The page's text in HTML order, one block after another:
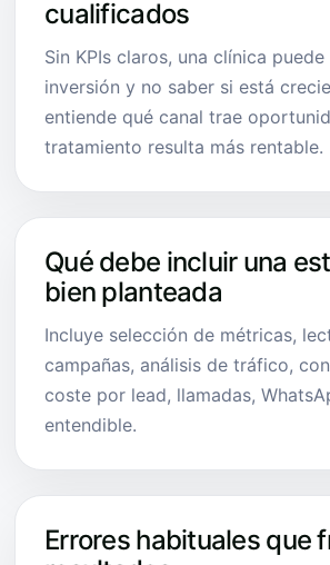
cualificados
Sin KPIs claros, una clínica
inversión y no saber si está
entiende qué canal trae
tratamiento resulta más rentable.
Qué debe incluir una
bien planteada
Incluye selección de métricas,
campañas, análisis de tráfico,
coste por lead, llamadas,
entendible.
Errores habituales que